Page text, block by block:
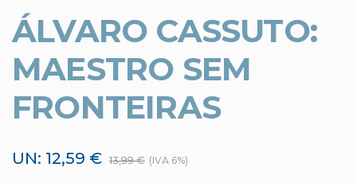
ÁLVARO CASSUTO:
MAESTRO SEM
FRONTEIRAS
UN: 12,59 € 13,99 € (IVA 6%)